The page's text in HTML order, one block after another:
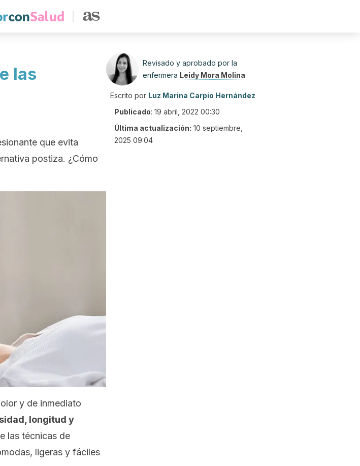
las
que evita
postiza. ¿Cómo
y de inmediato
longitud y
las técnicas de
ligeras y fáciles
Revisado y aprobado por la
enfermera Leidy Mora Molina
Escrito por Luz Marina Carpio Hernández
Publicado: 19 abril, 2022 00:30
Última actualización: 10 septiembre,
2025 09:04